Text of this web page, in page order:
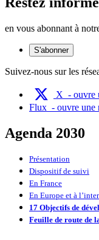
en vous abonnant à
S'abonner
Suivez-nous sur les
X - ouvre
Flux - ouvre une
Agenda 2030
Présentation
Dispositif de suivi
En France
En Europe et à
17 Objectifs de
Feuille de route de